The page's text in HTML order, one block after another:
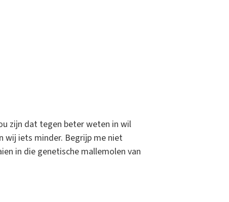
zijn dat tegen beter weten in wil
wij iets minder. Begrijp me niet
in die genetische mallemolen van